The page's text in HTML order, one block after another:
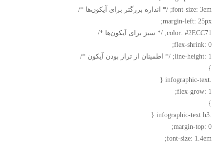
font-size: 3em; /* اندازه بزرگتر برای آیکون‌ها */
margin-left: 25px;
color: #2ECC71; /* سبز برای آیکون‌ها */
flex-shrink: 0;
line-height: 1; /* اطمینان از تراز بودن آیکون */
}
.infographic-text {
flex-grow: 1;
}
.infographic-text h3 {
margin-top: 0;
font-size: 1.4em;